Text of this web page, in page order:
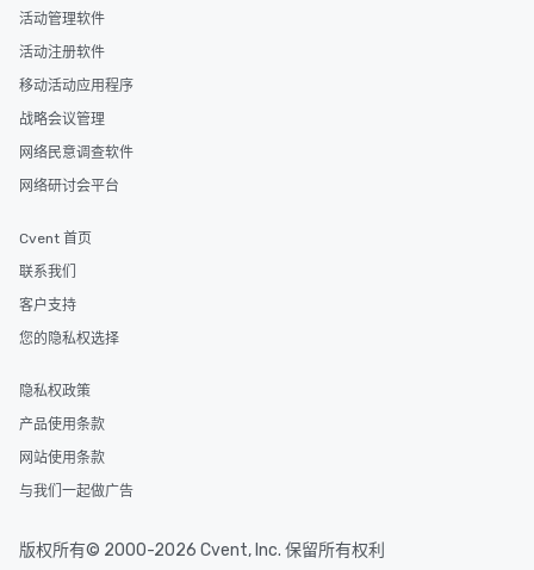
活动管理软件
活动注册软件
移动活动应用程序
战略会议管理
网络民意调查软件
网络研讨会平台
Cvent 首页
联系我们
客户支持
您的隐私权选择
隐私权政策
产品使用条款
网站使用条款
与我们一起做广告
版权所有© 2000-2026 Cvent, Inc. 保留所有权利